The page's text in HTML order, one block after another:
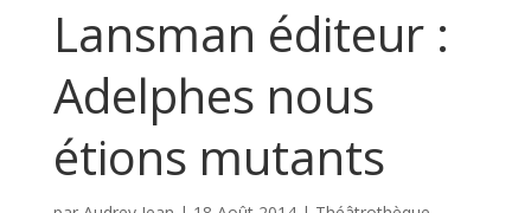
Lansman éditeur :
Adelphes nous
étions mutants